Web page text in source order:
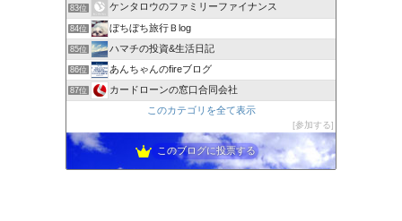
83位 ケンタロウのファミリーファイナンス
84位 ぼちぼち旅行Ｂlog
85位 ハマチの投資&生活日記
86位 あんちゃんのfireブログ
87位
カードローンの窓口合同会社
このカテゴリを全て表示
参加する
このブログに投票する